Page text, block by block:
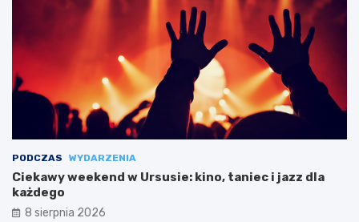
PODCZAS WYDARZENIA
Ciekawy weekend w Ursusie: kino, taniec i jazz dla
każdego
8 sierpnia 2026